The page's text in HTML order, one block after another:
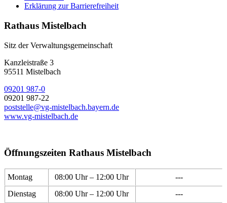
Erklärung zur Barrierefreiheit
Rathaus Mistelbach
Sitz der Verwaltungsgemeinschaft
Kanzleistraße 3
95511 Mistelbach
09201 987-0
09201 987-22
poststelle@vg-mistelbach.bayern.de
www.vg-mistelbach.de
Öffnungszeiten Rathaus Mistelbach
Montag 08:00 Uhr – 12:00 Uhr
---
Dienstag
08:00 Uhr – 12:00 Uhr
---